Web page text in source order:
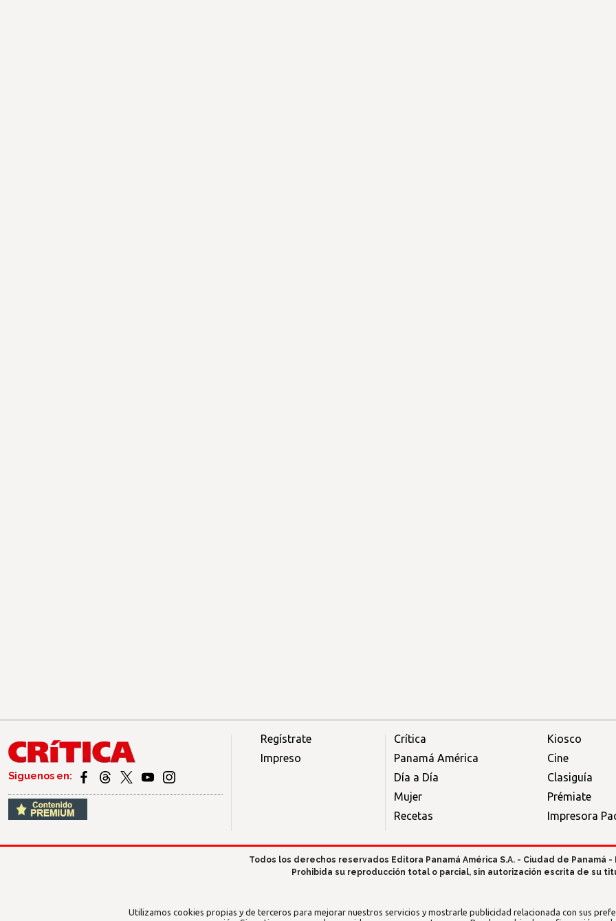
Siguenos en:
Regístrate
Impreso
Crítica
Panamá América
Día a Día
Mujer
Recetas
Kiosco
Cine
Clasiguía
Prémiate
Impresora
Todos los derechos reservados Editora Panamá América S.A. - Ciudad de Panamá -
Prohibida su reproducción total o parcial, sin autorización escrita de su
Utilizamos cookies propias y de terceros para mejorar nuestros servicios y mostrarle publicidad relacionada con sus